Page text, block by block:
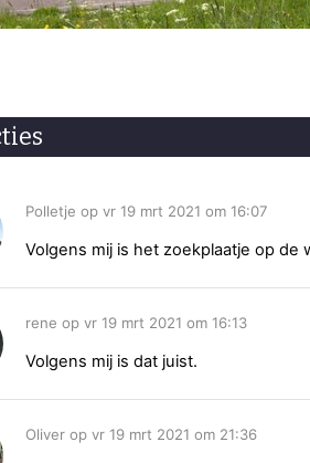
Polletje op vr 19 mrt 2021 om 16:07
Volgens mij is het zoekplaatje op de
rene op vr 19 mrt 2021 om 16:13
Volgens mij is dat juist.
Oliver op vr 19 mrt 2021 om 21:36